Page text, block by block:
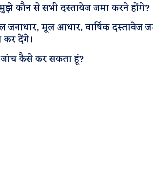
कौन से सभी दस्तावेज जमा करने होंगे?
मूल आधार, वार्षिक दस्तावेज
कर देंगे।
जांच कैसे कर सकता हूं?